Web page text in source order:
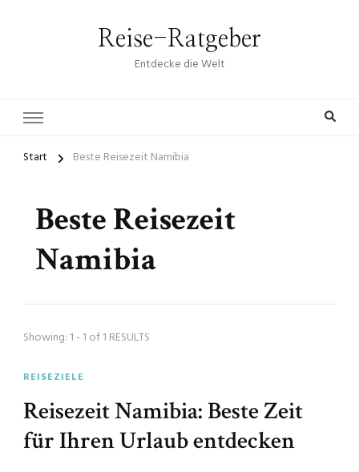
Reise-Ratgeber
Entdecke die Welt
Start Beste Reisezeit Namibia
Beste Reisezeit
Namibia
Showing: 1 - 1 of 1 RESULTS
REISEZIELE
Reisezeit Namibia: Beste Zeit
für Ihren Urlaub entdecken